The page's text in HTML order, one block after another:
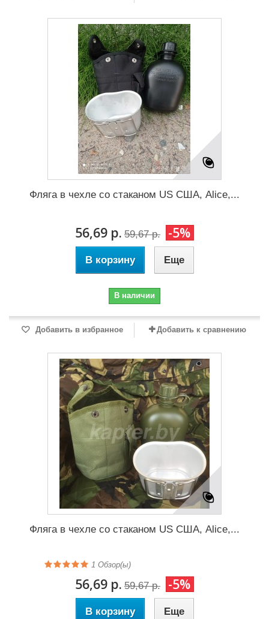
Фляга в чехле со стаканом US США, Alice,...
56,69 р. 59,67 р. -5%
В корзину Еще
В наличии
Добавить в избранное Добавить к сравнению
Фляга в чехле со стаканом US США, Alice,...
1 Обзор(ы)
56,69 р. 59,67 р. -5%
В корзину Еще